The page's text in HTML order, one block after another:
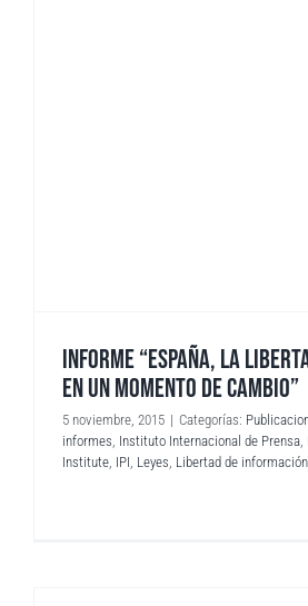
INFORME “ESPAÑA, LA
EN UN MOMENTO DE CAMBIO”
5 noviembre, 2015 | Categorías:
informes Instituto Internacional de Prensa
Institute IPI Leyes Libertad de información